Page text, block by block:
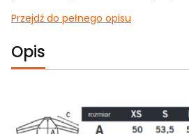
Przejdź do pełnego opisu
Opis